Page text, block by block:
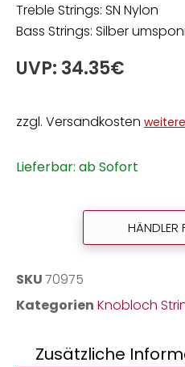
Treble Strings: SN Nylon
Bass Strings: Silber
UVP: 34.35€
zzgl. Versandkosten
Lieferbar: ab Sofort
HÄNDLER
SKU70975
Kategorien Knobloch
Zusätzliche